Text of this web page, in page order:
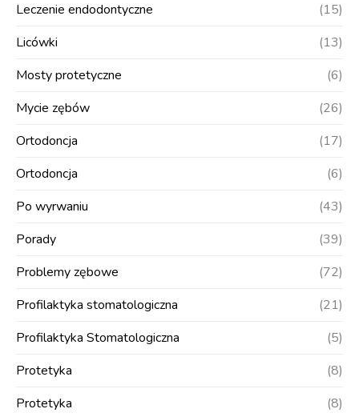
Leczenie endodontyczne
(15)
Licówki
(13)
Mosty protetyczne
(6)
Mycie zębów
(26)
Ortodoncja
(17)
Ortodoncja
(6)
Po wyrwaniu
(43)
Porady
(39)
Problemy zębowe
(72)
Profilaktyka stomatologiczna
(21)
Profilaktyka Stomatologiczna
(5)
Protetyka
(8)
Protetyka
(8)